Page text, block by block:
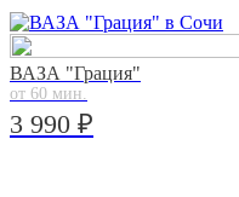
ВАЗА "Грация"
от 60 мин.
3 990 ₽